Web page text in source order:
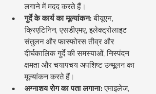
लगाने में मदद करते हैं।
गुर्दे के कार्य का मूल्यांकन: बीयूएन,
क्रिएटिनिन, एसडीएमए, इलेक्ट्रोलाइट
संतुलन और फास्फोरस तीव्र और
दीर्घकालिक गुर्दे की समस्याओं, निस्पंदन
क्षमता और चयापचय अपशिष्ट उन्मूलन का
मूल्यांकन करते हैं।
अग्नाशय रोग का पता लगाना: एमाइलेज,